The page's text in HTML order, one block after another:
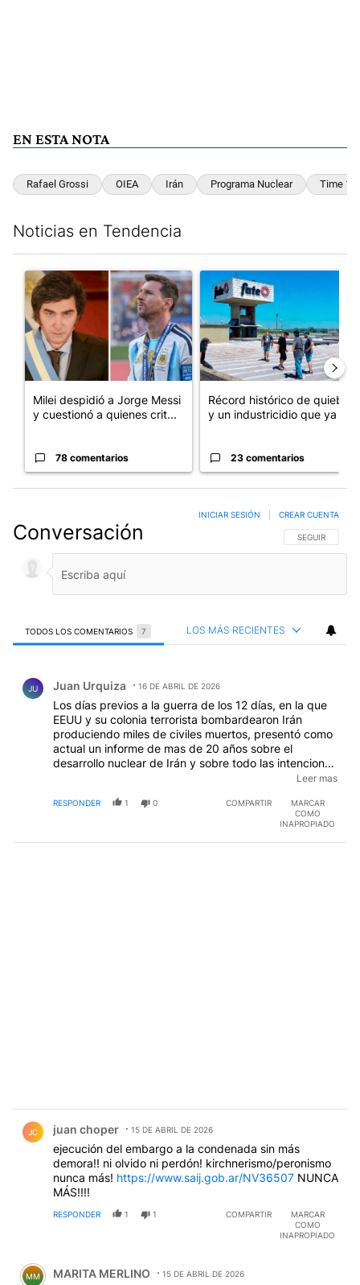
EN ESTA NOTA
Rafael Grossi OIEA Irán Programa Nuclear Time
Noticias en Tendencia
Un artículo de tendencia con el título "Milei despidió a Jorge
Milei despidió a Jorge Messi
y cuestionó a quienes crit...
78 comentarios
Un artículo de tendencia
Récord histórico de quiebras
y un industricidio que ya ...
23 comentarios
Conversación SIGA ESTA
SEGUIR
INICIAR SESIÓN CREAR CUENTA
TODOS LOS COMENTARIOS 7 LOS MÁS RECIENTES
JU Juan Urquiza 16 DE ABRIL DE 2026
Los días previos a la guerra de los 12 días, en la que
EEUU y su colonia terrorista bombardearon Irán
produciendo miles de civiles muertos, presentó como
actual un informe de mas de 20 años sobre el
desarrollo nuclear de Irán y sobre todo las intenciones
de ese desarrollo, lo que dio una justificación para el
guerra aclaró que ese informe era de fines de 1998 y
que en el 2003 Irán había desechado el desarrollo de
Leer mas
RESPONDER 1 0 COMPARTIR
MARCAR
COMO
INAPROPIADO
JC juan choper 15 DE ABRIL DE 2026
ejecución del embargo a la condenada sin más
demora!! ni olvido ni perdón! kirchnerismo/peronismo
nunca más! https://www.saij.gob.ar/NV36507 NUNCA
MÁS!!!!
RESPONDER 1 1 COMPARTIR
MARCAR
COMO
INAPROPIADO
Comentario de MARITA MERLINO.
MM MARITA MERLINO 15 DE ABRIL DE 2026